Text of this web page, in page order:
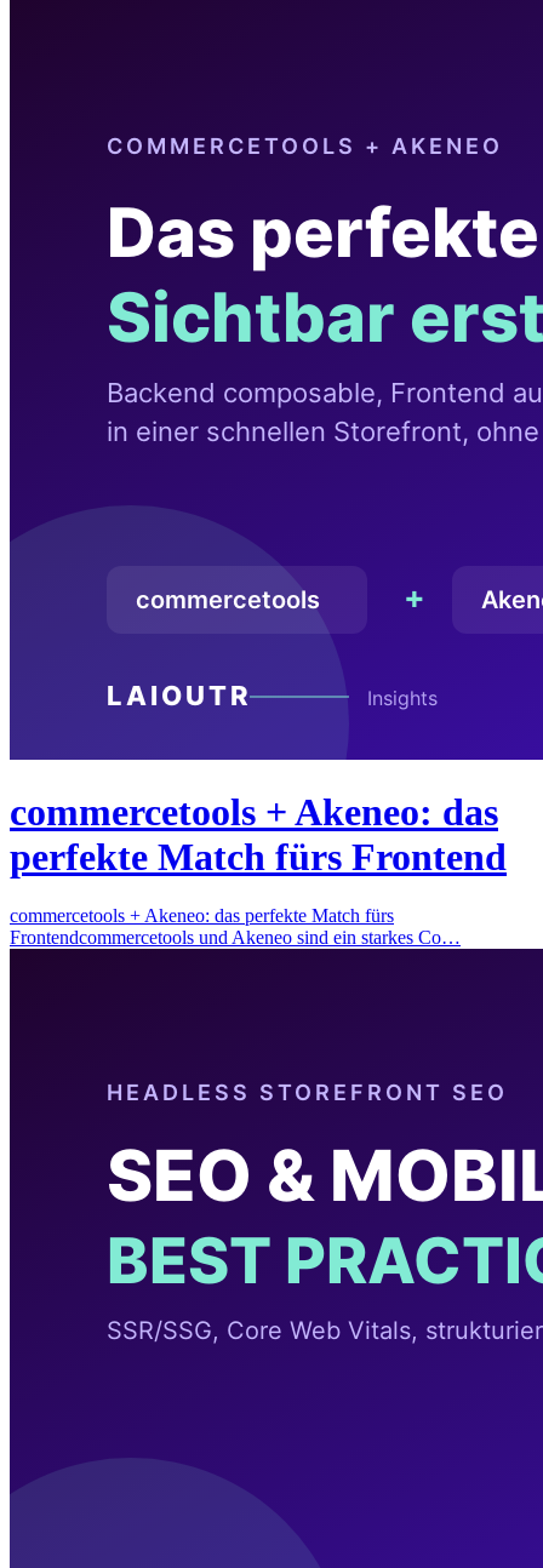
commercetools + Akeneo: das
perfekte Match fürs Frontend
commercetools + Akeneo: das perfekte Match fürs
Frontendcommercetools und Akeneo sind ein starkes Co…